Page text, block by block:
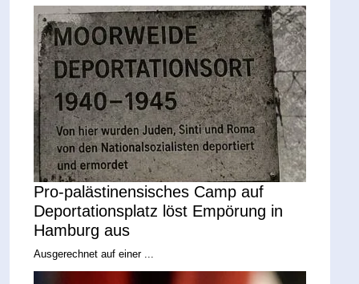
Pro-palästinensisches Camp auf
Deportationsplatz löst Empörung in
Hamburg aus
Ausgerechnet auf einer ...